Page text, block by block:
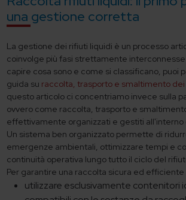
una gestione corretta
La gestione dei rifiuti liquidi è un processo
coinvolge più fasi strettamente interconnesse
capire cosa sono e come si classificano, puoi
guida su raccolta, trasporto e smaltimento
questo articolo ci concentriamo invece sulla
ovvero come raccolta, trasporto e
effettivamente organizzati e gestiti all'interno
Un sistema ben organizzato permette di
emergenze ambientali, ottimizzare tempi e
continuità operativa lungo tutto il ciclo del
Per garantire una raccolta sicura ed efficiente
utilizzare esclusivamente contenitori